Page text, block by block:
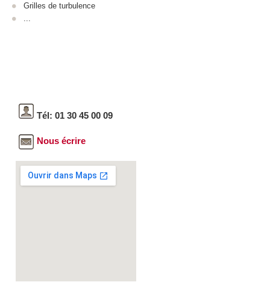
Grilles de turbulence
Tél: 01 30 45 00 09
Nous écrire